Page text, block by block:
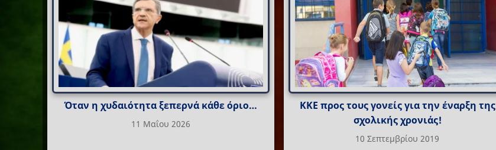
Όταν η χυδαιότητα ξεπερνά κάθε όριο…
11 Μαΐου 2026
ΚΚΕ προς τους γονείς για την έναρξη της
σχολικής χρονιάς!
10 Σεπτεμβρίου 2019